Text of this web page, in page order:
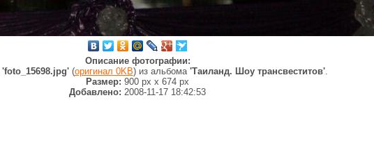
Описание фотографии:
'foto_15698.jpg'(оригинал 0KB) из альбома 'Таиланд. Шоу трансвеститов'.
Размер: 900 px x 674 px
Добавлено: 2008-11-17 18:42:53